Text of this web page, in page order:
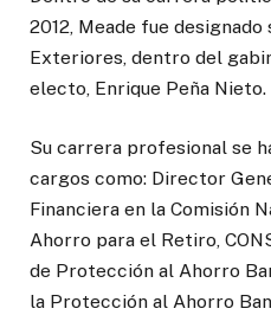
2012, Meade fue
Exteriores, dentro del
electo, Enrique Peña Nieto.
Su carrera profesional se
cargos como: Director
Financiera en la Comisión
Ahorro para el Retiro,
de Protección al Ahorro
la Protección al Ahorro